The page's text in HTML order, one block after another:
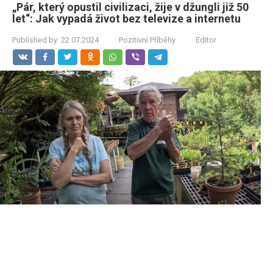
„Pár, který opustil civilizaci, žije v džungli již 50
let“: Jak vypadá život bez televize a internetu
Published by: 22.07.2024 Pozitivní Příběhy Editor